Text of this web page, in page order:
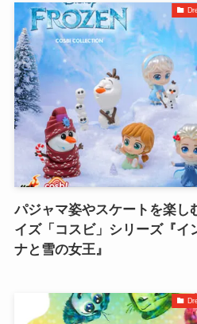
パジャマ姿やスケートを楽し
イズ「コスビ」シリーズ『イ
ナと雪の女王』